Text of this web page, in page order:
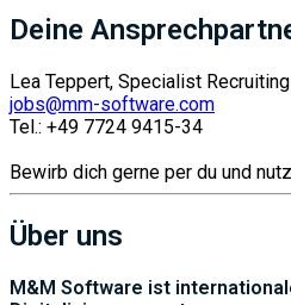
Deine
Lea Teppert, Specialist
jobs@mm-software.com
Tel.: +49 7724 9415-34
Bewirb dich gerne per du und
Über uns
M&M Software ist